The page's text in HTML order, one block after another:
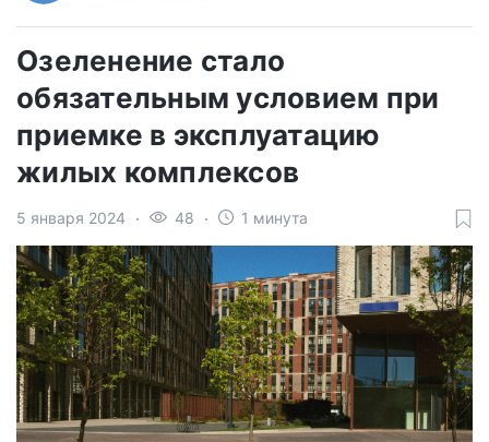
Озеленение стало
обязательным условием при
приемке в эксплуатацию
жилых комплексов
5 января 2024 48 1 минута